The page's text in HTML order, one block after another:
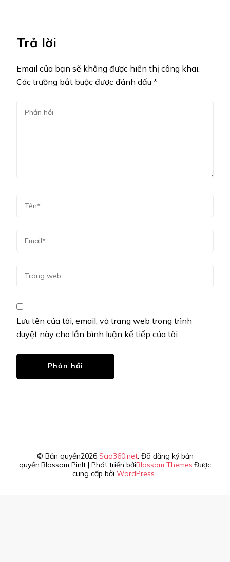
Trả lời
Email của bạn sẽ không được hiển thị công khai.
Các trường bắt buộc được đánh dấu *
Lưu tên của tôi, email, và trang web trong trình
duyệt này cho lần bình luận kế tiếp của tôi.
© Bản quyền2026 Sao360.net. Đã đăng ký bản
quyền.Blossom PinIt | Phát triển bởiBlossom Themes.Được
cung cấp bởi WordPress .